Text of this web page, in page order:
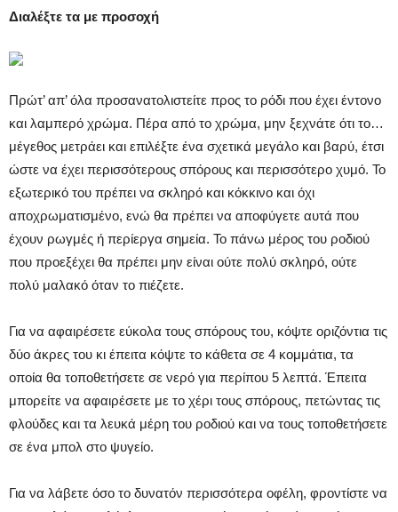
Διαλέξτε τα με προσοχή
Πρώτ’ απ’ όλα προσανατολιστείτε προς το ρόδι που έχει έντονο
και λαμπερό χρώμα. Πέρα από το χρώμα, μην ξεχνάτε ότι το…
μέγεθος μετράει και επιλέξτε ένα σχετικά μεγάλο και βαρύ, έτσι
ώστε να έχει περισσότερους σπόρους και περισσότερο χυμό. Το
εξωτερικό του πρέπει να σκληρό και κόκκινο και όχι
αποχρωματισμένο, ενώ θα πρέπει να αποφύγετε αυτά που
έχουν ρωγμές ή περίεργα σημεία. Το πάνω μέρος του ροδιού
που προεξέχει θα πρέπει μην είναι ούτε πολύ σκληρό, ούτε
πολύ μαλακό όταν το πιέζετε.
Για να αφαιρέσετε εύκολα τους σπόρους του, κόψτε οριζόντια τις
δύο άκρες του κι έπειτα κόψτε το κάθετα σε 4 κομμάτια, τα
οποία θα τοποθετήσετε σε νερό για περίπου 5 λεπτά. Έπειτα
μπορείτε να αφαιρέσετε με το χέρι τους σπόρους, πετώντας τις
φλούδες και τα λευκά μέρη του ροδιού και να τους τοποθετήσετε
σε ένα μπολ στο ψυγείο.
Για να λάβετε όσο το δυνατόν περισσότερα οφέλη, φροντίστε να